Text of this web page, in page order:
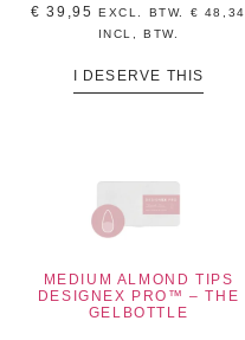
€ 39,95 EXCL. BTW. € 48,34
INCL, BTW.
I DESERVE THIS
MEDIUM ALMOND TIPS
DESIGNEX PRO™ – THE
GELBOTTLE